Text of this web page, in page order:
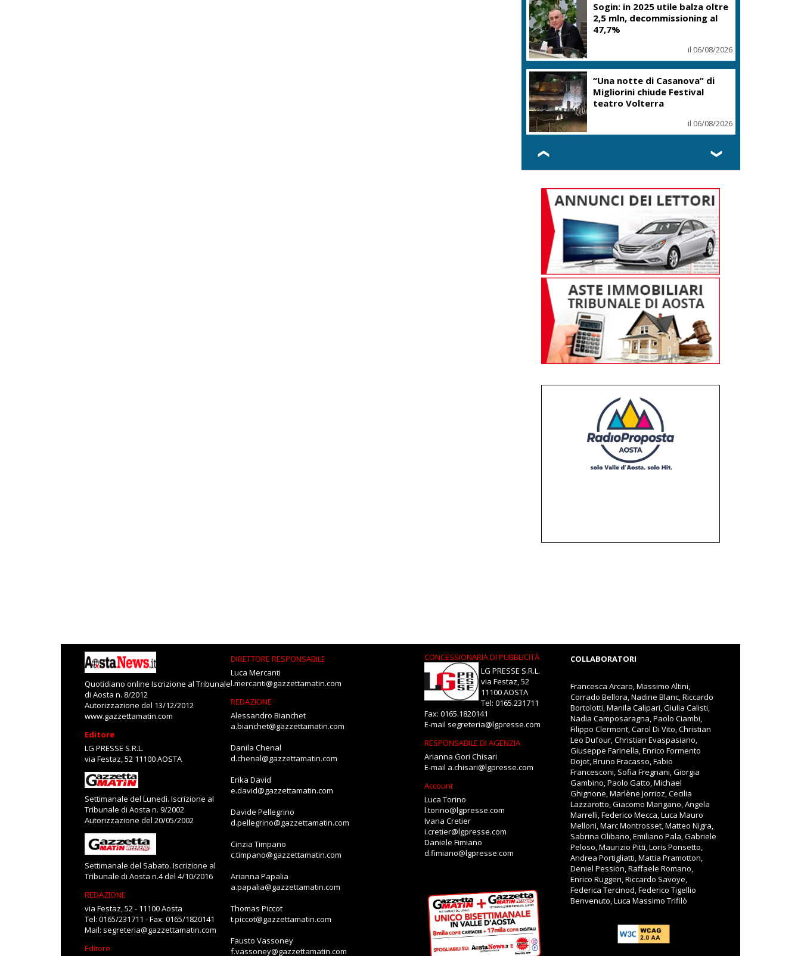
Sogin: in 2025 utile balza oltre
2,5 mln, decommissioning al
47,7%
il 06/08/2026
“Una notte di Casanova” di
Migliorini chiude Festival
teatro Volterra
il 06/08/2026
❮ ❯
Quotidiano online Iscrizione al Tribunale
di Aosta n. 8/2012
Autorizzazione del 13/12/2012
www.gazzettamatin.com
Editore
LG PRESSE S.R.L.
via Festaz, 52 11100 AOSTA
Settimanale del Lunedì. Iscrizione al
Tribunale di Aosta n. 9/2002
Autorizzazione del 20/05/2002
Settimanale del Sabato. Iscrizione al
Tribunale di Aosta n.4 del 4/10/2016
REDAZIONE
via Festaz, 52 - 11100 Aosta
Tel: 0165/231711 - Fax: 0165/1820141
Mail: segreteria@gazzettamatin.com
Editore
DIRETTORE RESPONSABILE
Luca Mercanti
l.mercanti@gazzettamatin.com
REDAZIONE
Alessandro Bianchet
a.bianchet@gazzettamatin.com
Danila Chenal
d.chenal@gazzettamatin.com
Erika David
e.david@gazzettamatin.com
Davide Pellegrino
d.pellegrino@gazzettamatin.com
Cinzia Timpano
c.timpano@gazzettamatin.com
Arianna Papalia
a.papalia@gazzettamatin.com
Thomas Piccot
t.piccot@gazzettamatin.com
Fausto Vassoney
f.vassoney@gazzettamatin.com
CONCESSIONARIA DI PUBBLICITÀ
LG PRESSE S.R.L.
via Festaz, 52
11100 AOSTA
Tel: 0165.231711
Fax: 0165.1820141
E-mail segreteria@lgpresse.com
RESPONSABILE DI AGENZIA
Arianna Gori Chisari
E-mail a.chisari@lgpresse.com
Account
Luca Torino
l.torino@lgpresse.com
Ivana Cretier
i.cretier@lgpresse.com
Daniele Fimiano
d.fimiano@lgpresse.com
COLLABORATORI
Francesca Arcaro, Massimo Altini,
Corrado Bellora, Nadine Blanc, Riccardo
Bortolotti, Manila Calipari, Giulia Calisti,
Nadia Camposaragna, Paolo Ciambi,
Filippo Clermont, Carol Di Vito, Christian
Leo Dufour, Christian Evaspasiano,
Giuseppe Farinella, Enrico Formento
Dojot, Bruno Fracasso, Fabio
Francesconi, Sofia Fregnani, Giorgia
Gambino, Paolo Gatto, Michael
Ghignone, Marlène Jorrioz, Cecilia
Lazzarotto, Giacomo Mangano, Angela
Marrelli, Federico Mecca, Luca Mauro
Melloni, Marc Montrosset, Matteo Nigra,
Sabrina Olibano, Emiliano Pala, Gabriele
Peloso, Maurizio Pitti, Loris Ponsetto,
Andrea Portigliatti, Mattia Pramotton,
Deniel Pession, Raffaele Romano,
Enrico Ruggeri, Riccardo Savoye,
Federica Tercinod, Federico Tigellio
Benvenuto, Luca Massimo Trifilò